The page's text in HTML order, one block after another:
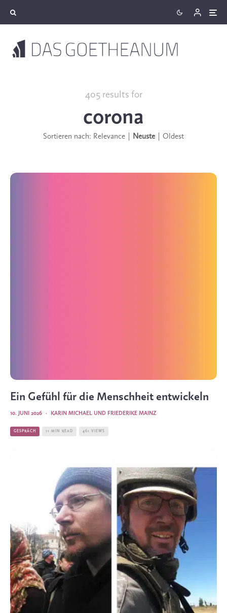
405 results for
corona
Sortieren nach: Relevance Neuste Oldest
Ein Gefühl für die Menschheit entwickeln
KARIN MICHAEL UND FRIEDERIKE MAINZ
·
10. JUNI 2026
GESPRÄCH 11 MIN READ 461 VIEWS